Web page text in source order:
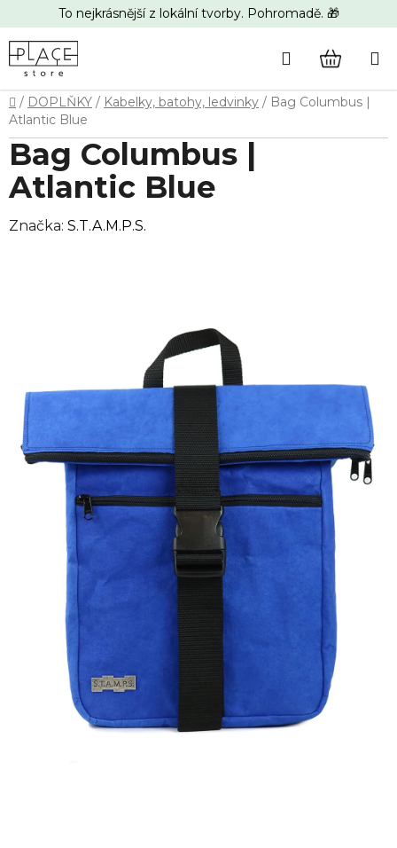
na
obsah
To nejkrásnější z lokální tvorby. Pohromadě. 🎁
Hledat
KOŠÍK
Domů
/ DOPLŇKY / Kabelky, batohy, ledvinky / Bag Columbus |
Atlantic Blue
Bag Columbus |
Atlantic Blue
Značka: S.T.A.M.P.S.